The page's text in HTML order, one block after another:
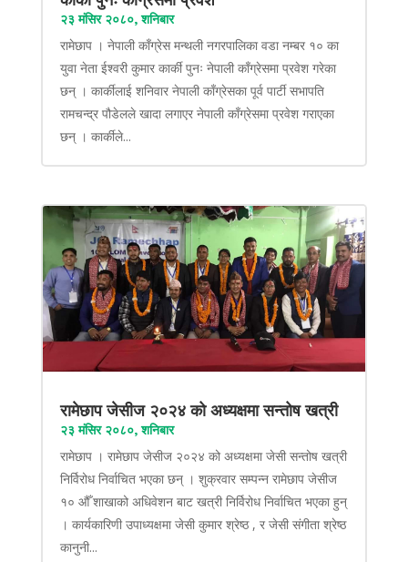
२३ मंसिर २०८०, शनिबार
रामेछाप । नेपाली काँग्रेस मन्थली नगरपालिका वडा नम्बर १० का
युवा नेता ईश्वरी कुमार कार्की पुनः नेपाली काँग्रेसमा प्रवेश गरेका
छन् । कार्कीलाई शनिवार नेपाली काँग्रेसका पूर्व पार्टी सभापति
रामचन्द्र पौडेलले खादा लगाएर नेपाली काँग्रेसमा प्रवेश गराएका
छन् । कार्कीले...
रामेछाप जेसीज २०२४ को अध्यक्षमा सन्तोष खत्री
२३ मंसिर २०८०, शनिबार
रामेछाप । रामेछाप जेसीज २०२४ को अध्यक्षमा जेसी सन्तोष खत्री
निर्विरोध निर्वाचित भएका छन् । शुक्रवार सम्पन्न रामेछाप जेसीज
१० औँ शाखाको अधिवेशन बाट खत्री निर्विरोध निर्वाचित भएका हुन्
। कार्यकारिणी उपाध्यक्षमा जेसी कुमार श्रेष्ठ , र जेसी संगीता श्रेष्ठ
कानुनी...